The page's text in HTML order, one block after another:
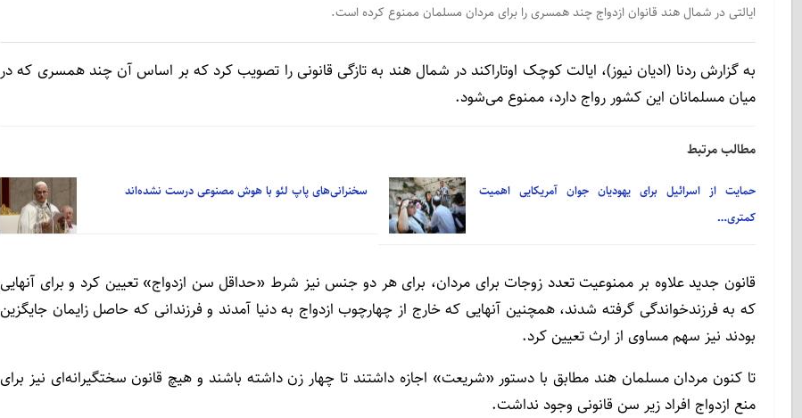
ایالتی در شمال هند قانوان ازدواج چند همسری را برای مردان مسلمان ممنوع کرده است.
به گزارش ردنا (ادیان نیوز)، ایالت کوچک اوتاراکند در شمال هند به تازگی قانونی را تصویب کرد که بر اساس آن چند همسری که در
میان مسلمانان این کشور رواج دارد، ممنوع می‌شود.
مطالب مرتبط
حمایت از اسرائیل برای یهودیان جوان آمریکایی اهمیت
کمتری…
سخنرانی‌های پاپ لئو با هوش مصنوعی درست نشده‌اند
قانون جدید علاوه بر ممنوعیت تعدد زوجات برای مردان، برای هر دو جنس نیز شرط «حداقل سن ازدواج» تعیین کرد و برای آنهایی
که به فرزندخواندگی گرفته شدند، همچنین آنهایی که خارج از چهارچوب ازدواج به دنیا آمدند و فرزندانی که حاصل زایمان جایگزین
بودند نیز سهم مساوی از ارث تعیین کرد.
تا کنون مردان مسلمان هند مطابق با دستور «شریعت» اجازه داشتند تا چهار زن داشته باشند و هیچ قانون سختگیرانه‌ای نیز برای
منع ازدواج افراد زیر سن قانونی وجود نداشت.